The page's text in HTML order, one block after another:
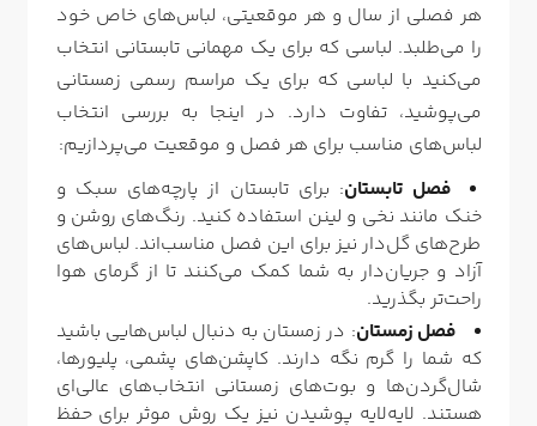
هر فصلی از سال و هر موقعیتی، لباس‌های خاص خود
را می‌طلبد. لباسی که برای یک مهمانی تابستانی انتخاب
می‌کنید با لباسی که برای یک مراسم رسمی زمستانی
می‌پوشید، تفاوت دارد. در اینجا به بررسی انتخاب
لباس‌های مناسب برای هر فصل و موقعیت می‌پردازیم:
فصل تابستان: برای تابستان از پارچه‌های سبک و
خنک مانند نخی و لینن استفاده کنید. رنگ‌های روشن و
طرح‌های گل‌دار نیز برای این فصل مناسب‌اند. لباس‌های
آزاد و جریان‌دار به شما کمک می‌کنند تا از گرمای هوا
راحت‌تر بگذرید.
فصل زمستان: در زمستان به دنبال لباس‌هایی باشید
که شما را گرم نگه دارند. کاپشن‌های پشمی، پلیورها،
شال‌گردن‌ها و بوت‌های زمستانی انتخاب‌های عالی‌ای
هستند. لایه‌لایه پوشیدن نیز یک روش موثر برای حفظ